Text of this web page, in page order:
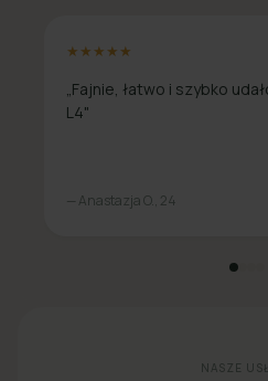
★★★★★
„Fajnie, łatwo i szybko
L4"
— Anastazja O., 24
NASZE